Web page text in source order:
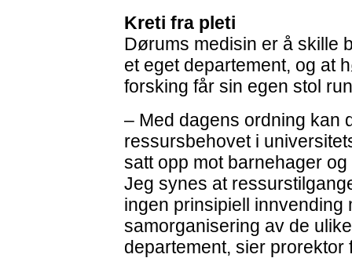
Kreti fra pleti
Dørums medisin er å skille
et eget departement, og at
forsking får sin egen stol
– Med dagens ordning kan
ressursbehovet i
satt opp mot barnehager
Jeg synes at
ingen prinsipiell innvending
samorganisering av de
departement, sier